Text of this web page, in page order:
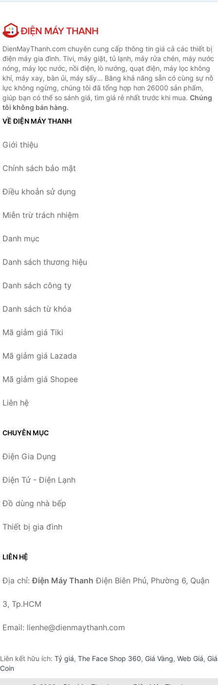
DienMayThanh.com chuyên cung cấp thông tin giá cả các thiết bị
điện máy gia đình. Tivi, máy giặt, tủ lạnh, máy rửa chén, máy nước
nóng, máy lọc nước, nồi điện, lò nướng, quạt điện, máy lọc không
khí, máy xay, bàn ủi, máy sấy... Bằng khả năng sẵn có cùng sự nỗ
lực không ngừng, chúng tôi đã tổng hợp hơn 26000 sản phẩm,
giúp bạn có thể so sánh giá, tìm giá rẻ nhất trước khi mua. Chúng
tôi không bán hàng.
VỀ ĐIỆN MÁY THANH
Giới thiệu
Chính sách bảo mật
Điều khoản sử dụng
Miễn trừ trách nhiệm
Danh mục
Danh sách thương hiệu
Danh sách công ty
Danh sách từ khóa
Mã giảm giá Tiki
Mã giảm giá Lazada
Mã giảm giá Shopee
Liên hệ
CHUYÊN MỤC
Điện Gia Dụng
Điện Tử - Điện Lạnh
Đồ dùng nhà bếp
Thiết bị gia đình
LIÊN HỆ
Địa chỉ:Điện Máy Thanh Điện Biên Phủ, Phường 6, Quận
3, Tp.HCM
Email: lienhe@dienmaythanh.com
Liên kết hữu ích: Tỷ giá, The Face Shop 360, Giá Vàng, Web Giá, Giá
Coin